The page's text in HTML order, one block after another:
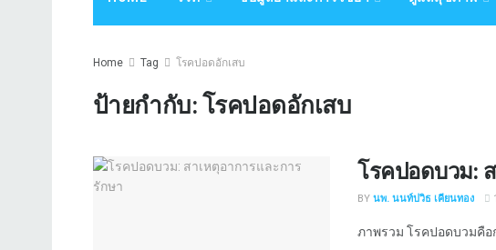
Home Tag โรคปอดอักเสบ
ป้ายกำกับ: โรคปอดอักเสบ
โรคปอดบวม:
BY นพ. นนท์ปวิธ เคียนทอง
ภาพรวม โรคปอดบวมคือก